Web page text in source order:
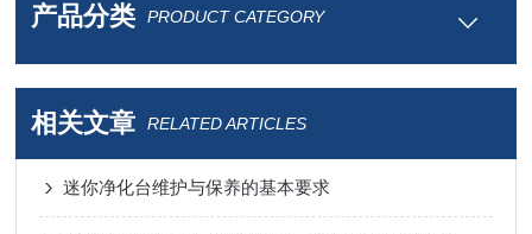
产品分类 PRODUCT CATEGORY
相关文章 RELATED ARTICLES
迷你净化台维护与保养的基本要求